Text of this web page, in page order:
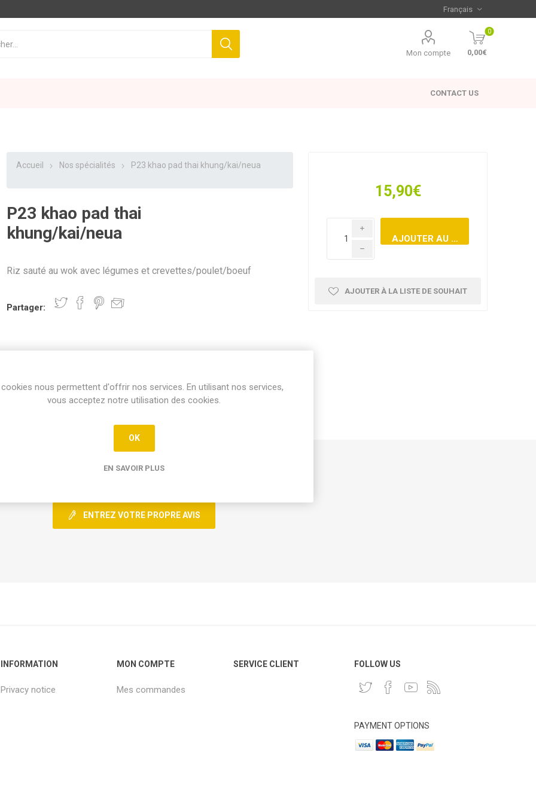
Mon compte
0
0,00€
CONTACT US
Accueil Nos spécialités P23 khao pad thai khung/kai/neua
P23 khao pad thai
khung/kai/neua
Riz sauté au wok avec légumes et crevettes/poulet/boeuf
Partager:
15,90€
i
h
AJOUTER À LA LISTE DE SOUHAIT
0 Avis
ENTREZ VOTRE PROPRE AVIS
INFORMATION
Privacy notice
MON COMPTE
Mes commandes
SERVICE CLIENT FOLLOW US
PAYMENT OPTIONS
nous permettent d'offrir nos services. En utilisant nos services,
vous acceptez notre utilisation des cookies.
OK
EN SAVOIR PLUS